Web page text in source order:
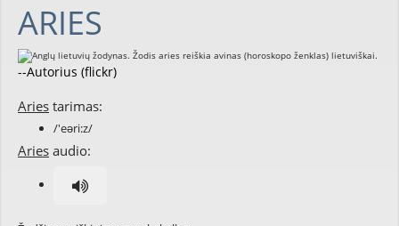
ARIES
--Autorius (flickr)
Aries tarimas:
/'eəri:z/
Aries audio: